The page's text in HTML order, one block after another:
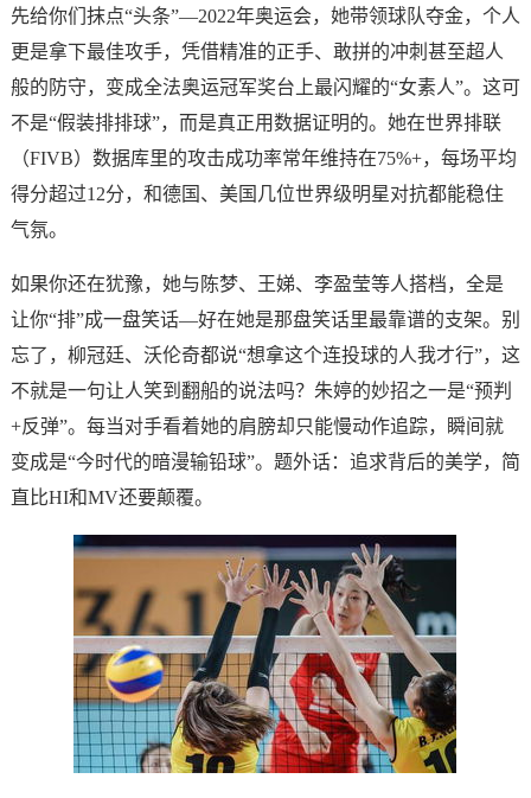
先给你们抹点“头条”—2022年奥运会，她带领球队夺金，个人
更是拿下最佳攻手，凭借精准的正手、敢拼的冲刺甚至超人
般的防守，变成全法奥运冠军奖台上最闪耀的“女素人”。这可
不是“假装排排球”，而是真正用数据证明的。她在世界排联
（FIVB）数据库里的攻击成功率常年维持在75%+，每场平均
得分超过12分，和德国、美国几位世界级明星对抗都能稳住
气氛。
如果你还在犹豫，她与陈梦、王娣、李盈莹等人搭档，全是
让你“排”成一盘笑话—好在她是那盘笑话里最靠谱的支架。别
忘了，柳冠廷、沃伦奇都说“想拿这个连投球的人我才行”，这
不就是一句让人笑到翻船的说法吗？朱婷的妙招之一是“预判
+反弹”。每当对手看着她的肩膀却只能慢动作追踪，瞬间就
变成是“今时代的暗漫输铅球”。题外话：追求背后的美学，简
直比HI和MV还要颠覆。